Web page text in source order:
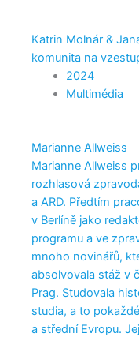
Katrin Molnár &
komunita na
2024
Multimédia
Marianne Allweiss
Marianne Allweiss
rozhlasová
a ARD. Předtím
v Berlíně jako
programu a ve
mnoho novinářů,
absolvovala stáž v
Prag. Studovala
studia, a to
a střední Evropu.